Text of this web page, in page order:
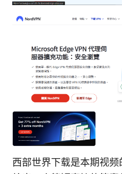
西部世界下载是本期视